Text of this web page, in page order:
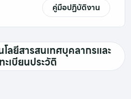
คู่มือปฏิบัติงาน
ลยีสารสนเทศบุคลากรและ
ทะเบียนประวัติ